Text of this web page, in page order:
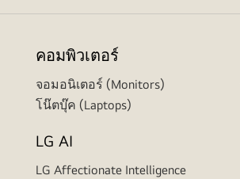
คอมพิวเตอร์
จอมอนิเตอร์ (Monitors)
โน๊ตบุ๊ค (Laptops)
LG AI
LG Affectionate Intelligence